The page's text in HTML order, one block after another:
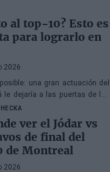
querer detenerse en esta
al top-10? Esto es
para lograrlo en
2026
una gran actuación del
le dejaría a las puertas de los
Analizamos todos los
ver el Jódar vs
de final del
de Montreal
2026